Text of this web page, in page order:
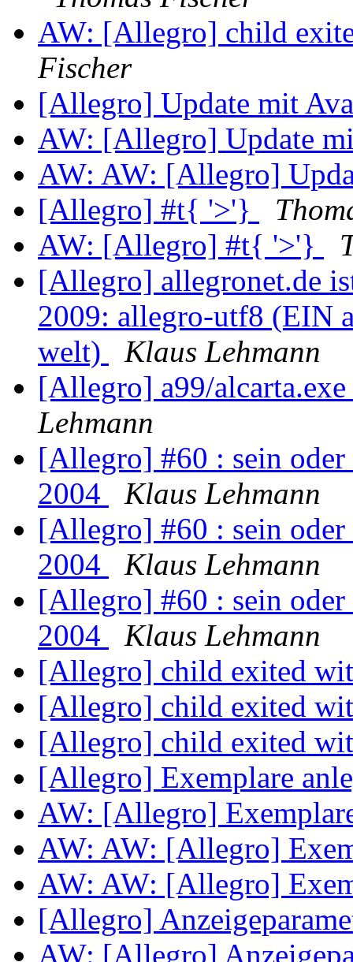
AW: [Allegro] child
Fischer
[Allegro] Update mit
AW: [Allegro] Update
AW: AW: [Allegro]
[Allegro] #t{ '>'}
AW: [Allegro] #t{ '>'}
[Allegro] allegronet.de
2009: allegro-utf8 (EIN
welt)
Klaus Lehmann
[Allegro] a99/
Lehmann
[Allegro] #60 : sein oder
2004
Klaus Lehmann
[Allegro] #60 : sein oder
2004
Klaus Lehmann
[Allegro] #60 : sein oder
2004
Klaus Lehmann
[Allegro] child exited
[Allegro] child exited
[Allegro] child exited
[Allegro] Exemplare
AW: [Allegro]
AW: AW: [Allegro]
AW: AW: [Allegro]
[Allegro]
AW: [Allegro]